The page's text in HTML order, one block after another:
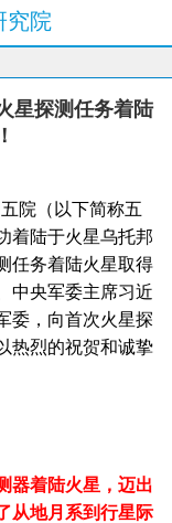
究院
星探测任务着陆
院（以下简称五
着陆于火星乌托邦
任务着陆火星取得
中央军委主席习近
委，向首次火星探
热烈的祝贺和诚挚
器着陆火星，迈出
从地月系到行星际